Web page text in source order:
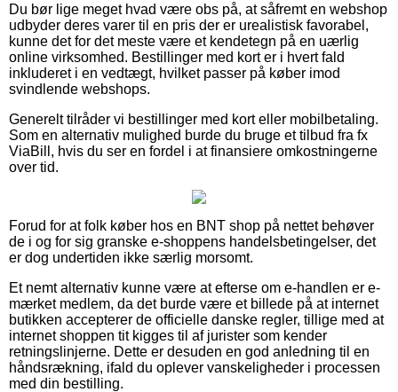
Du bør lige meget hvad være obs på, at såfremt en webshop
udbyder deres varer til en pris der er urealistisk favorabel,
kunne det for det meste være et kendetegn på en uærlig
online virksomhed. Bestillinger med kort er i hvert fald
inkluderet i en vedtægt, hvilket passer på køber imod
svindlende webshops.
Generelt tilråder vi bestillinger med kort eller mobilbetaling.
Som en alternativ mulighed burde du bruge et tilbud fra fx
ViaBill, hvis du ser en fordel i at finansiere omkostningerne
over tid.
Forud for at folk køber hos en BNT shop på nettet behøver
de i og for sig granske e-shoppens handelsbetingelser, det
er dog undertiden ikke særlig morsomt.
Et nemt alternativ kunne være at efterse om e-handlen er e-
mærket medlem, da det burde være et billede på at internet
butikken accepterer de officielle danske regler, tillige med at
internet shoppen tit kigges til af jurister som kender
retningslinjerne. Dette er desuden en god anledning til en
håndsrækning, ifald du oplever vanskeligheder i processen
med din bestilling.